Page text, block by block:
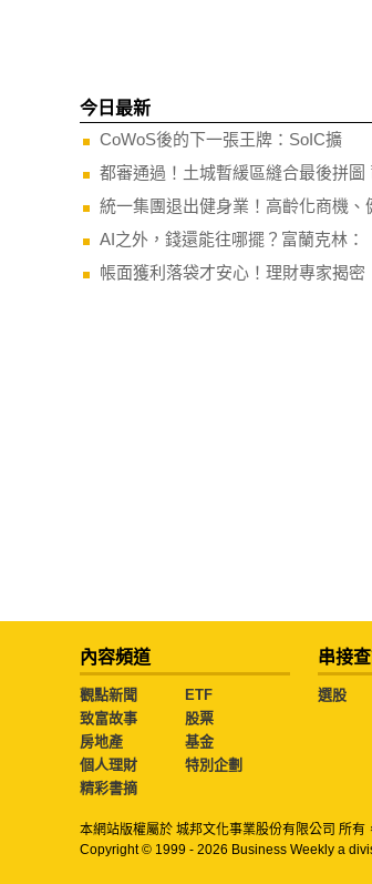
今日最新
CoWoS後的下一張王牌：SoIC擴
都審通過！土城暫緩區縫合最後拼圖
統一集團退出健身業！高齡化商機、
AI之外，錢還能往哪擺？富蘭克林：
帳面獲利落袋才安心！理財專家揭密
內容頻道
觀點新聞
ETF
致富故事
股票
房地產
基金
個人理財
特別企劃
精彩書摘
串接
選股
本網站版權屬於 城邦文化事業股份有限公司 所有
Copyright © 1999 - 2026 Business Weekly a